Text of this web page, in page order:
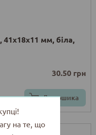
мм, біла,
30.50 грн
До кошика
на те, що